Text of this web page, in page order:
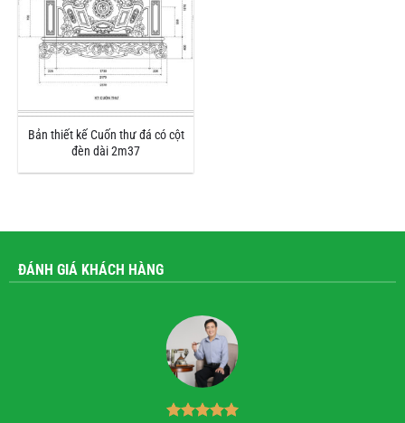
Bản thiết kế Cuốn thư đá có cột
đèn dài 2m37
ĐÁNH GIÁ KHÁCH HÀNG